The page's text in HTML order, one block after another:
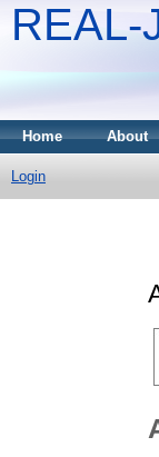
REAL-
Home About
Login